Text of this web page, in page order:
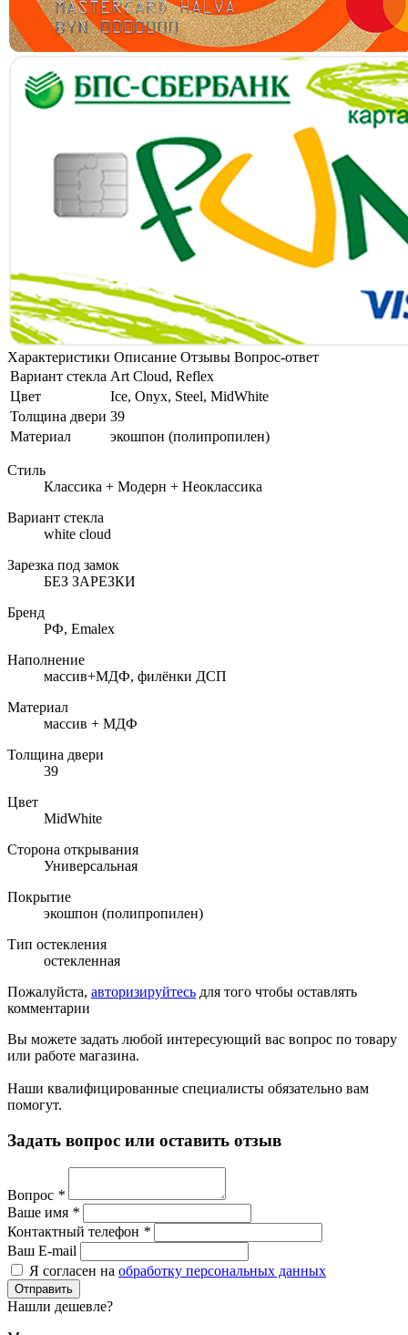
Характеристики Описание Отзывы Вопрос-ответ
Вариант стекла Art Cloud, Reflex
Цвет
Ice, Onyx, Steel, MidWhite
Толщина двери 39
Материал
экошпон (полипропилен)
Стиль
Классика + Модерн + Неоклассика
Вариант стекла
white cloud
Зарезка под замок
БЕЗ ЗАРЕЗКИ
Бренд
РФ, Emalex
Наполнение
массив+МДФ, филёнки ДСП
Материал
массив + МДФ
Толщина двери
39
Цвет
MidWhite
Сторона открывания
Универсальная
Покрытие
экошпон (полипропилен)
Тип остекления
остекленная
Пожалуйста, авторизируйтесь для того чтобы оставлять
комментарии
Вы можете задать любой интересующий вас вопрос по товару
или работе магазина.
Наши квалифицированные специалисты обязательно вам
помогут.
Задать вопрос или оставить отзыв
Вопрос *
Ваше имя *
Контактный телефон *
Ваш E-mail
Я согласен на обработку персональных данных
Нашли дешевле?